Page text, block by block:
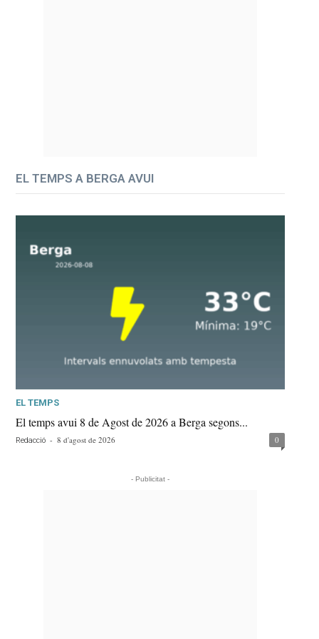
EL TEMPS A BERGA AVUI
EL TEMPS
El temps avui 8 de Agost de 2026 a Berga segons...
Redacció - 8 d'agost de 2026 0
- Publicitat -